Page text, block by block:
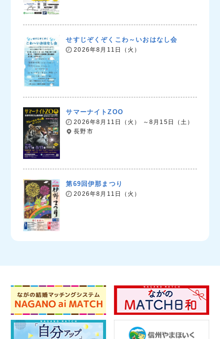
せすじぞくぞくこわ～いおはなし会
2026年8月11日（火）
サマーナイトZOO
2026年8月11日（火） ～8月15日（土）
長野市
第69回伊那まつり
2026年8月11日（火）